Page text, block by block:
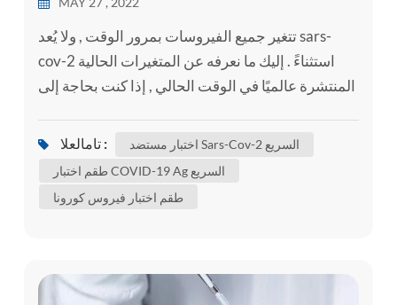
تتغير جميع الفيروسات بمرور الوقت , ولا يُعد sars-
cov-2 استثناءً . إليك ما نعرفه عن المتغيرات الحالية
المنتشرة عالميًا في الوقت الحالي , إذا كنت بحاجة إلى
الاختبار الذاتي sars-cov-2 ag / اختبار مستضد sars-
من أن بعض هذه التغييرات ليس لها أي تأثير على
سلوك الفيروس , فقد يؤثر البعض الآخر على بعض
تامالعلا :
اختبار مستضد Sars-Cov-2 السريع
طقم اختبار COVID-19 Ag السريع
طقم اختبار فيروس كورونا